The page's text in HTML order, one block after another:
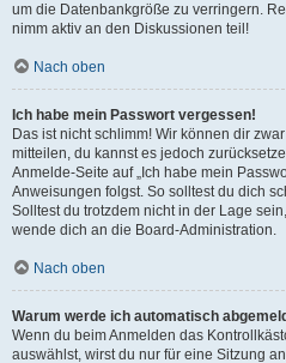
um die Datenbankgröße zu verringern.
nimm aktiv an den Diskussionen teil!
Nach oben
Ich habe mein Passwort vergessen!
Das ist nicht schlimm! Wir können dir
mitteilen, du kannst es jedoch
Anmelde-Seite auf „Ich habe mein
Anweisungen folgst. So solltest du dich
Solltest du trotzdem nicht in der Lage
wende dich an die Board-Administration.
Nach oben
Warum werde ich automatisch
Wenn du beim Anmelden das
auswählst, wirst du nur für eine Sitzung